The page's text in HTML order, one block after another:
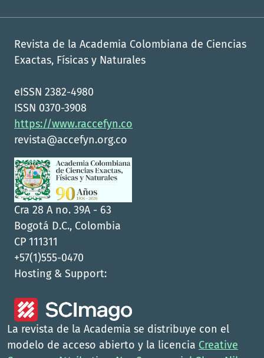
Revista de la Academia Colombiana de Ciencias
Exactas, Físicas y Naturales
eISSN 2382-4980
ISSN 0370-3908
https://www.raccefyn.co
revista@accefyn.org.co
Cra 28 A no. 39A - 63
Bogotá D.C., Colombia
CP 111311
+57(1)555-0470
Hosting & Support:
La revista de la Academia se distribuye con el
modelo de acceso abierto y la licencia Creative